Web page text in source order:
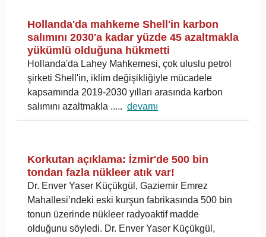
Hollanda'da mahkeme Shell'in karbon
salımını 2030'a kadar yüzde 45 azaltmakla
yükümlü olduğuna hükmetti
Hollanda'da Lahey Mahkemesi, çok uluslu petrol
şirketi Shell'in, iklim değişikliğiyle mücadele
kapsamında 2019-2030 yılları arasında karbon
salımını azaltmakla ..... devamı
Korkutan açıklama: İzmir'de 500 bin
tondan fazla nükleer atık var!
Dr. Enver Yaser Küçükgül, Gaziemir Emrez
Mahallesi’ndeki eski kurşun fabrikasında 500 bin
tonun üzerinde nükleer radyoaktif madde
olduğunu söyledi. Dr. Enver Yaser Küçükgül,